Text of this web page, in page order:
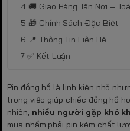
🚚 Giao Hàng Tận Nơi –
🎁 Chính Sách Đặc Biệt
📍 Thông Tin Liên Hệ
✅ Kết Luận
Pin đồng hồ là linh kiện nhỏ
trong việc giúp chiếc đồng hồ
nhiên, nhiều người gặp khó
mua nhầm phải pin kém chất